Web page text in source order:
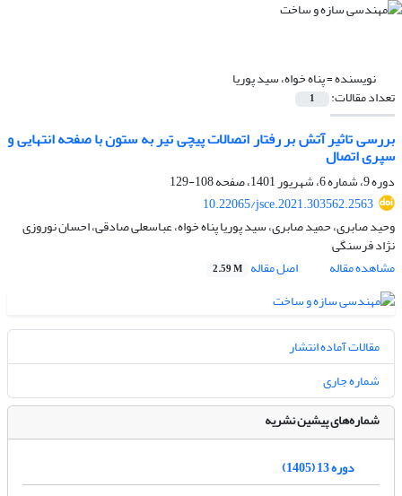
نویسنده =پناه خواه، سید پوریا
تعداد مقالات: 1
بررسی تاثیر آتش بر رفتار اتصالات پیچی تیر به ستون با صفحه انتهایی و
سپری اتصال
دوره 9، شماره 6، شهریور 1401، صفحه
108-129
10.22065/jsce.2021.303562.2563
وحید صابری، حمید صابری، سید پوریا پناه خواه، عباسعلی صادقی، احسان نوروزی
نژاد فرسنگی
مشاهده مقاله
اصل مقاله 2.59 M
مقالات آماده انتشار
شماره جاری
شماره‌های پیشین نشریه
دوره 13 (1405)